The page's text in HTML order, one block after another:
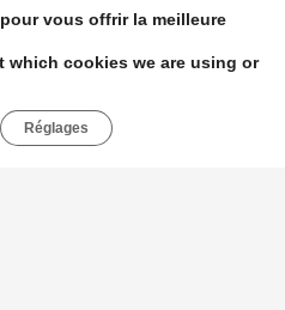
vous offrir la meilleure
which cookies we are using or
Réglages